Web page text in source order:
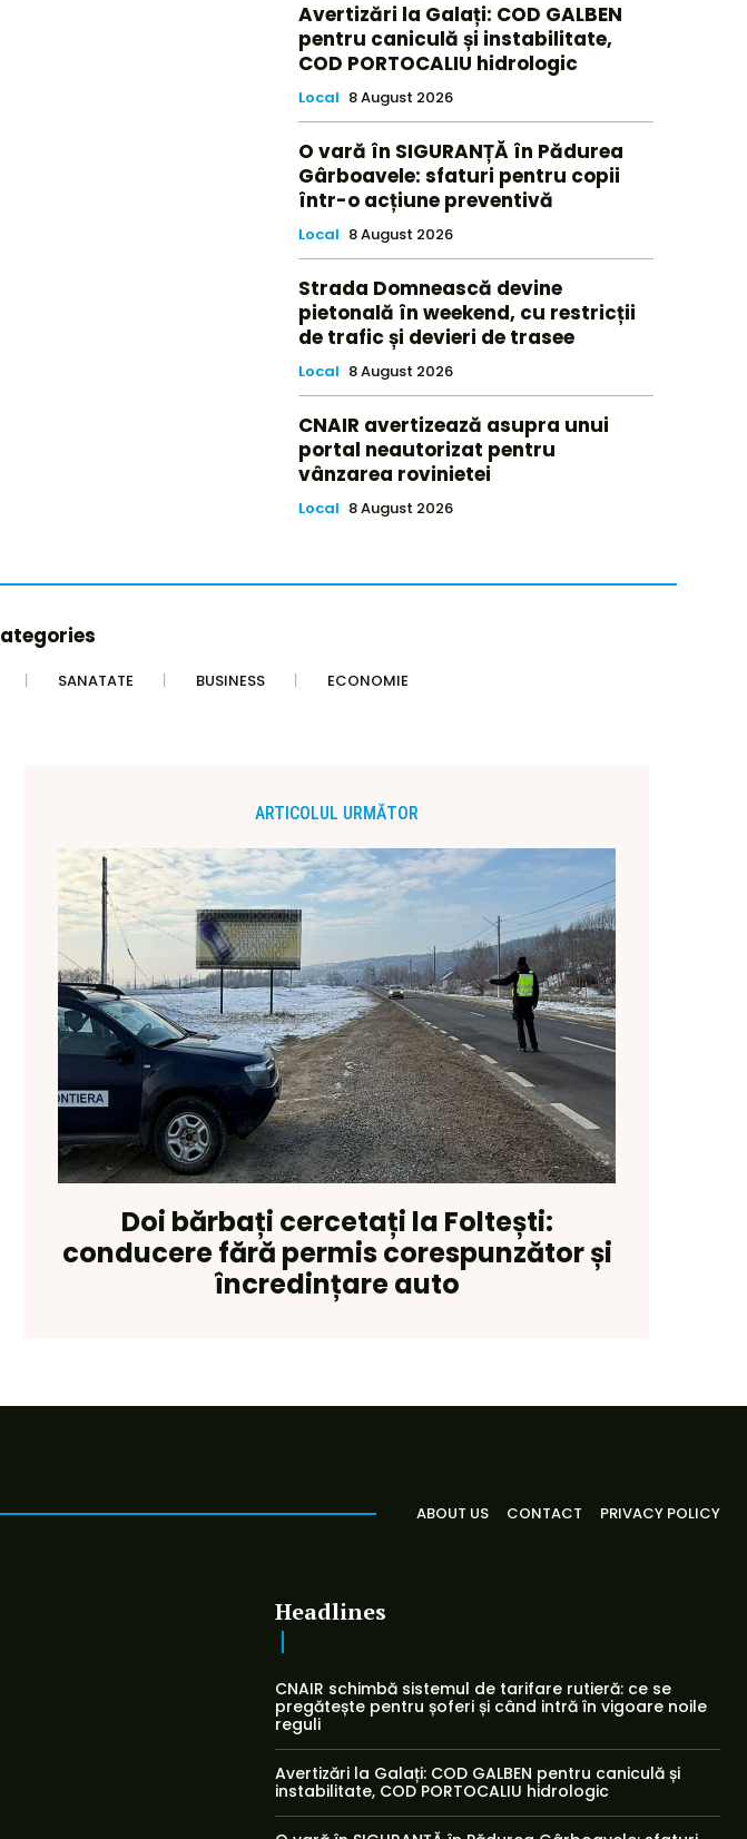
Avertizări la Galați: COD GALBEN
pentru caniculă și instabilitate,
COD PORTOCALIU hidrologic
Local 8 August 2026
O vară în SIGURANȚĂ în Pădurea
Gârboavele: sfaturi pentru copii
într-o acțiune preventivă
Local 8 August 2026
Strada Domnească devine
pietonală în weekend, cu restricții
de trafic și devieri de trasee
Local 8 August 2026
CNAIR avertizează asupra unui
portal neautorizat pentru
vânzarea rovinietei
Local 8 August 2026
SANATATE BUSINESS ECONOMIE
ARTICOLUL URMĂTOR
Doi bărbați cercetați la Foltești:
conducere fără permis corespunzător și
încredințare auto
ABOUT US CONTACT PRIVACY POLICY
Headlines
CNAIR schimbă sistemul de tarifare rutieră: ce se
pregătește pentru șoferi și când intră în vigoare noile
reguli
Avertizări la Galați: COD GALBEN pentru caniculă și
instabilitate, COD PORTOCALIU hidrologic